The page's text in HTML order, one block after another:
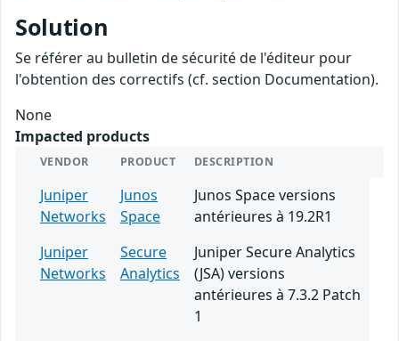
Solution
Se référer au bulletin de sécurité de l'éditeur pour
l'obtention des correctifs (cf. section Documentation).
None
Impacted products
VENDOR PRODUCT DESCRIPTION
Juniper
Networks
Junos
Space
Junos Space versions
antérieures à 19.2R1
Juniper
Networks
Secure
Analytics
Juniper Secure Analytics
(JSA) versions
antérieures à 7.3.2 Patch
1